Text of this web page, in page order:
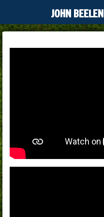
direct
de
JOHN BEELEN